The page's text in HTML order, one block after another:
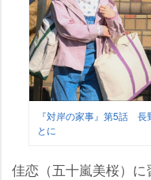
『対岸の家事』第5話 長
とに
佳恋（五十嵐美桜）